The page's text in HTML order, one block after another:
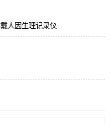
人因生理记录仪